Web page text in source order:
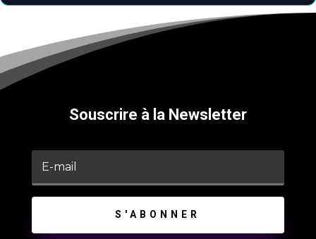
Souscrire à la Newsletter
S'ABONNER